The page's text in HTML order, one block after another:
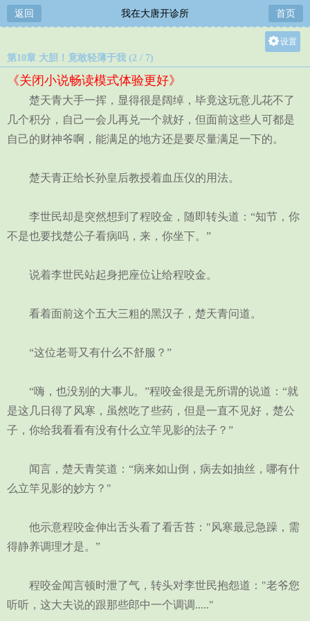
返回 我在大唐开诊所 首页
设置
中
小
第10章 大胆！竟敢轻薄于我 (2 / 7)
《关闭小说畅读模式体验更好》
楚天青大手一挥，显得很是阔绰，毕竟这玩意儿花不了
几个积分，自己一会儿再兑一个就好，但面前这些人可都是
自己的财神爷啊，能满足的地方还是要尽量满足一下的。
楚天青正给长孙皇后教授着血压仪的用法。
李世民却是突然想到了程咬金，随即转头道：“知节，你
不是也要找楚公子看病吗，来，你坐下。”
说着李世民站起身把座位让给程咬金。
看着面前这个五大三粗的黑汉子，楚天青问道。
“这位老哥又有什么不舒服？”
“嗨，也没别的大事儿。”程咬金很是无所谓的说道：“就
是这几日得了风寒，虽然吃了些药，但是一直不见好，楚公
子，你给我看看有没有什么立竿见影的法子？”
闻言，楚天青笑道：“病来如山倒，病去如抽丝，哪有什
么立竿见影的妙方？"
他示意程咬金伸出舌头看了看舌苔："风寒最忌急躁，需
得静养调理才是。”
程咬金闻言顿时泄了气，转头对李世民抱怨道："老爷您
听听，这大夫说的跟那些郎中一个调调....."